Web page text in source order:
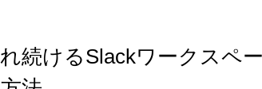
続けるSlackワークスペ